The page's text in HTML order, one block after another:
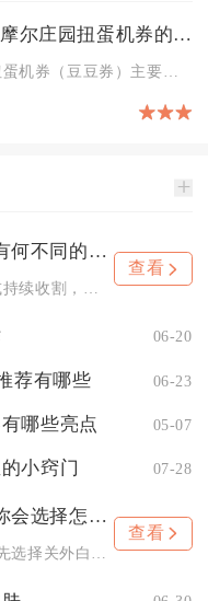
如何获得摩尔庄园扭蛋机券的详细步骤是什么
卧虎藏龙2中各职业有何不同的技能
查看
06-20
荐有哪些 06-23
哪些亮点 05-07
小窍门 07-28
对于影之刃2龙鸣玉你会选择怎样的酒
查看